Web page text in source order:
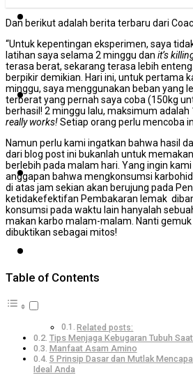
TESTIMONIAL
BLOG
PELUANG KERJASAMA
Dan berikut adalah berita terbaru dari
“Untuk kepentingan eksperimen, saya
latihan saya selama 2 minggu dan it’s
terasa berat, sekarang terasa lebih
berpikir demikian. Hari ini, untuk pertama
minggu, saya menggunakan beban yang
terberat yang pernah saya coba (150kg
berhasil! 2 minggu lalu, maksimum adalah
really works!Setiap orang perlu mencoba
Namun perlu kami ingatkan bahwa hasil
dari blog post ini bukanlah untuk
berlebih pada malam hari. Yang ingin
anggapan bahwa mengkonsumsi
di atas jam sekian akan berujung pada
ketidakefektifan Pembakaran lemak
konsumsi pada waktu lain hanyalah
makan karbo malam-malam. Nanti gemuk
dibuktikan sebagai mitos!
Table of Contents
Related posts:
Tips Menjaga Kebugaran Tubuh
Manfaat Asam Amino
5 Prinsip Dasar dan Mutlak
Ideal Anda